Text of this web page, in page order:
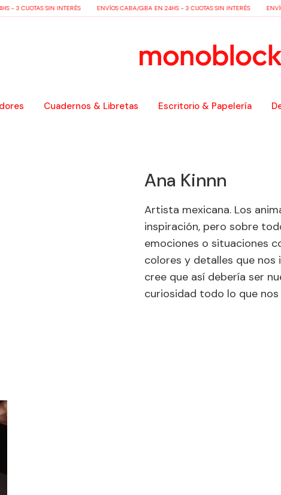
- 3 CUOTAS SIN INTERÉS ENVÍOS CABA/GBA EN 24HS - 3 CUOTAS SIN INTERÉS
Cuadernos & Libretas Escritorio & Papelería
Ana Kinnn
Artista mexicana. Los
inspiración, pero sobre
emociones o situaciones
colores y detalles que nos
cree que así debería ser
curiosidad todo lo que nos